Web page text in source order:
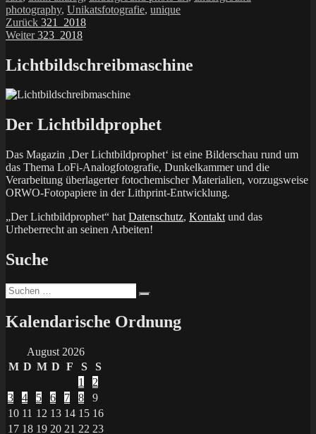
photography, Unikatsfotografie, unique
Beitragsnavigation
Zurück Vorheriger
Beitrag:
321_2018
Weiter Nächster
323_2018
Lichtbildschreibmaschine
Der Lichtbildprophet
Das Magazin ‚Der Lichtbildprophet‘ ist eine Bilderschau rund um
das Thema LoFi-Analogfotografie, Dunkelkammer und die
Verarbeitung überlagerter fotochemischer Materialien, vorzugsweise
ORWO-Fotopapiere in der Lithprint-Entwicklung.
„Der Lichtbildprophet“ hat Datenschutz, Kontakt und das
Urheberrecht an seinen Arbeiten!
Suche
Suchen
nach:
Kalendarische Ordnung
August 2026
M D M D F S
S
1
2
3
4 5 6 7 8
9
10 11 12 13 14 15 16
17 18 19 20 21 22 23